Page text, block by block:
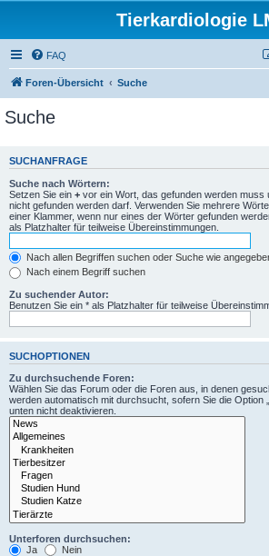
Tierkardiologie
FAQ
Foren-Übersicht Suche
Suche
SUCHANFRAGE
Suche nach Wörtern:
Setzen Sie ein + vor ein Wort, das gefunden werden muss
nicht gefunden werden darf. Verwenden Sie mehrere
einer Klammer, wenn nur eines der Wörter gefunden
als Platzhalter für teilweise Übereinstimmungen.
Nach allen Begriffen suchen oder Suche wie
Nach einem Begriff suchen
Zu suchender Autor:
Benutzen Sie ein * als Platzhalter für teilweise
SUCHOPTIONEN
Zu durchsuchende Foren:
Wählen Sie das Forum oder die Foren aus, in denen
werden automatisch mit durchsucht, sofern Sie die Option
unten nicht deaktivieren.
Unterforen durchsuchen:
Ja
Nein